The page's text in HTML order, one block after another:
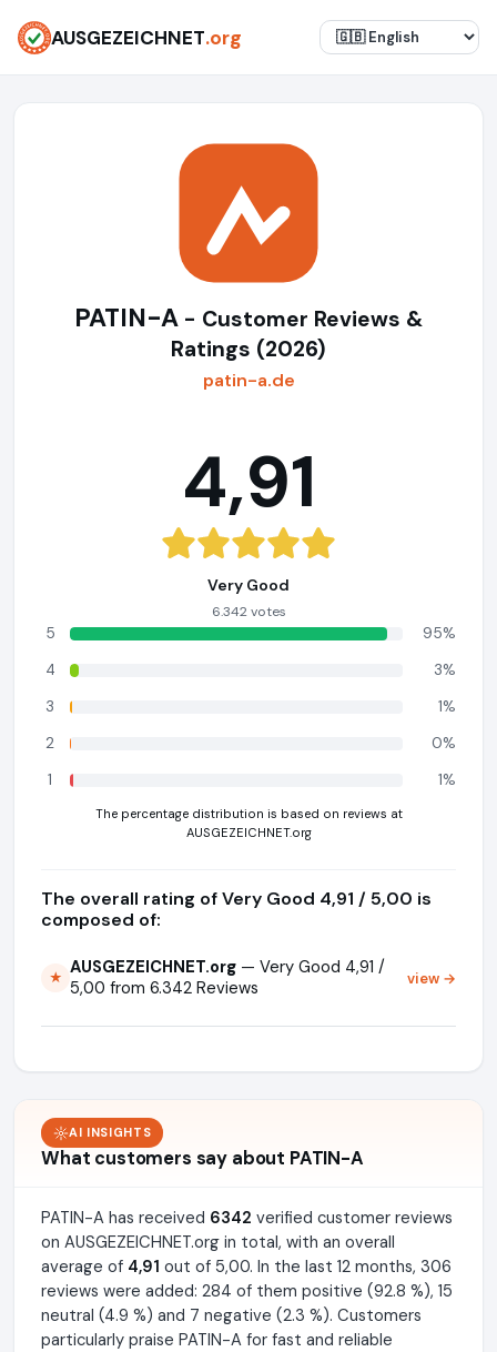
AUSGEZEICHNET.org
PATIN-A - Customer Reviews &
Ratings (2026)
patin-a.de
4,91
Very Good
6.342 votes
5
95%
4
3%
3
1%
2
0%
1
1%
The percentage distribution is based on reviews at
AUSGEZEICHNET.org
The overall rating of Very Good 4,91 / 5,00 is
composed of:
★ AUSGEZEICHNET.org — Very Good 4,91 /
5,00 from 6.342 Reviews
view →
AI INSIGHTS
What customers say about PATIN-A
PATIN-A has received 6342 verified customer reviews
on AUSGEZEICHNET.org in total, with an overall
average of 4,91 out of 5,00. In the last 12 months, 306
reviews were added: 284 of them positive (92.8 %), 15
neutral (4.9 %) and 7 negative (2.3 %). Customers
particularly praise PATIN-A for fast and reliable